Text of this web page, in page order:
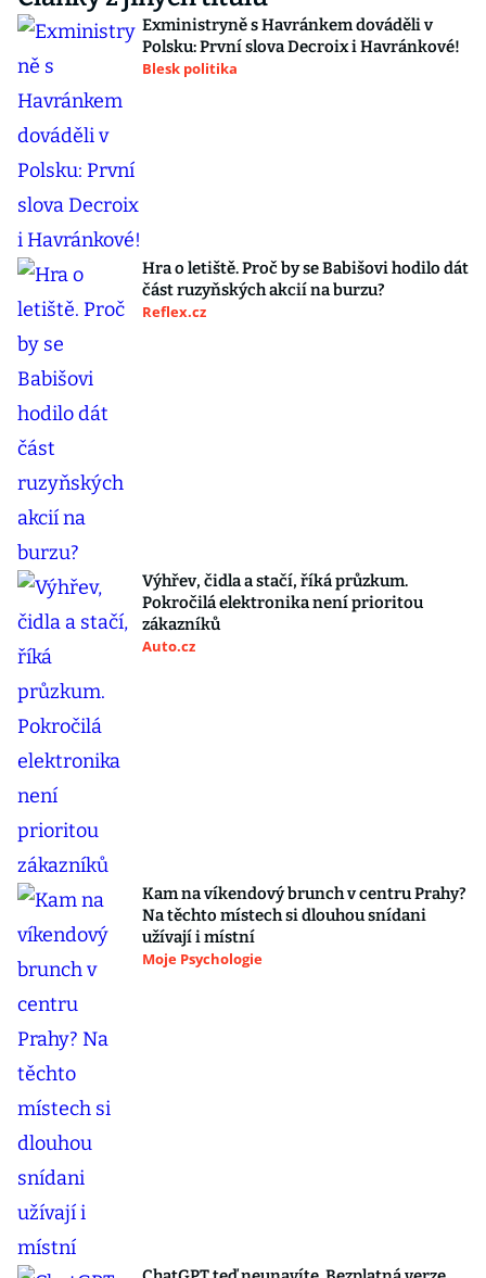
Exministryně s Havránkem dováděli v
Polsku: První slova Decroix i Havránkové!
Blesk politika
Hra o letiště. Proč by se Babišovi hodilo dát
část ruzyňských akcií na burzu?
Reflex.cz
Výhřev, čidla a stačí, říká průzkum.
Pokročilá elektronika není prioritou
zákazníků
Auto.cz
Kam na víkendový brunch v centru Prahy?
Na těchto místech si dlouhou snídani
užívají i místní
Moje Psychologie